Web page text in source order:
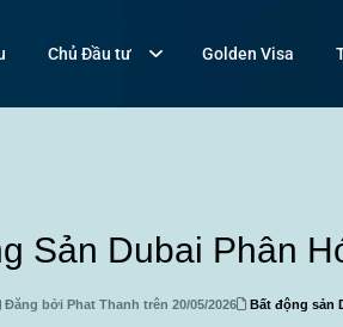
Chủ Đầu tư Golden Visa
Sản Dubai Phân
Đăng bởi Phat Thanh trên 20/05/2026 Bất động sản